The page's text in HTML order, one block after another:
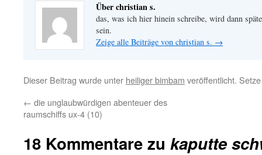
Über christian s.
das, was ich hier hinein schreibe, wird dann
sein.
Zeige alle Beiträge von christian s. →
Dieser Beitrag wurde unter heiliger bimbam veröffentlicht.
← die unglaubwürdigen abenteuer des
raumschiffs ux-4 (10)
18 Kommentare zu kaputte